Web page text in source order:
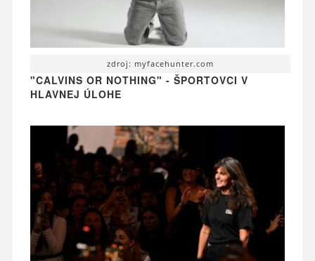
zdroj: myfacehunter.com
"CALVINS OR NOTHING" - ŠPORTOVCI V
HLAVNEJ ÚLOHE